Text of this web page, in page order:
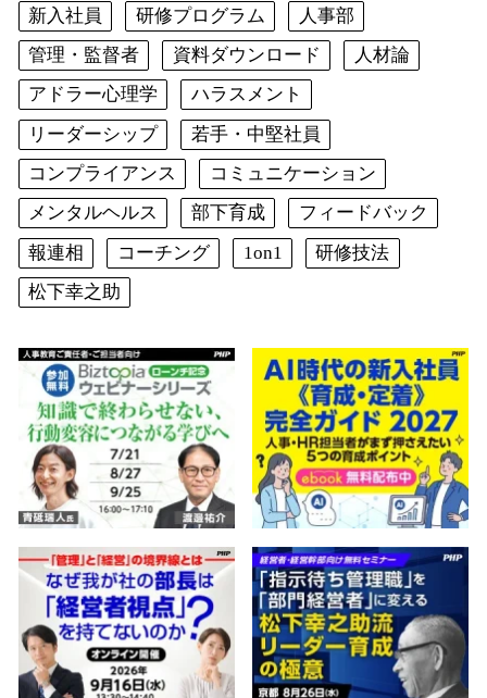
新入社員 研修プログラム
人事部
管理・監督者
資料ダウンロード
人材論
アドラー心理学
ハラスメント
リーダーシップ
若手・中堅社員
コンプライアンス
コミュニケーション
メンタルヘルス
部下育成
フィードバック
報連相
コーチング 1on1
研修技法
松下幸之助